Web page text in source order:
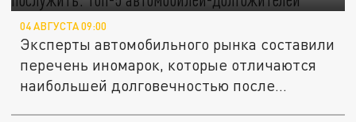
04 АВГУСТА 09:00
Эксперты автомобильного рынка составили
перечень иномарок, которые отличаются
наибольшей долговечностью после...